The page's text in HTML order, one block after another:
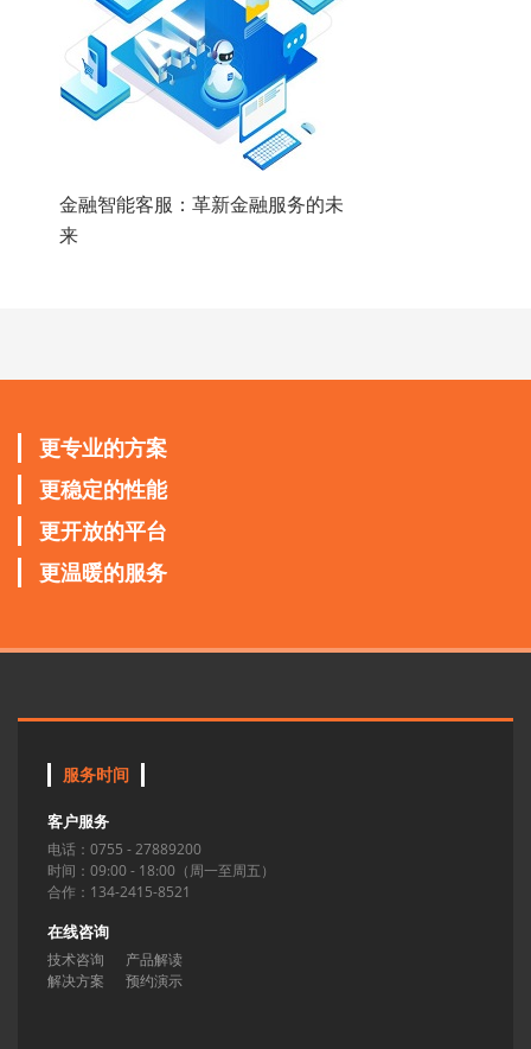
金融智能客服：革新金融服务的未
来
更专业的方案
更稳定的性能
更开放的平台
更温暖的服务
服务时间
客户服务
电话：0755 - 27889200
时间：09:00 - 18:00（周一至周五）
合作：134-2415-8521
在线咨询
技术咨询
产品解读
解决方案
预约演示